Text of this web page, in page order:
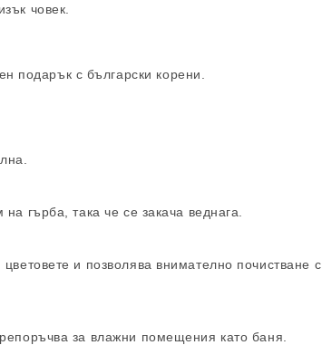
човек.
подарък с български корени.
гърба, така че се закача веднага.
и позволява внимателно почистване с
за влажни помещения като баня.